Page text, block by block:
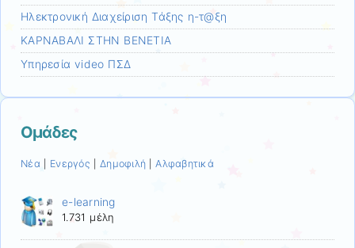
Ηλεκτρονική Διαχείριση Τάξης η-τ@ξη
ΚΑΡΝΑΒΑΛΙ ΣΤΗΝ ΒΕΝΕΤΙΑ
Υπηρεσία video ΠΣΔ
Ομάδες
Νέα Ενεργός Δημοφιλή Αλφαβητικά
e-learning
1.731 μέλη